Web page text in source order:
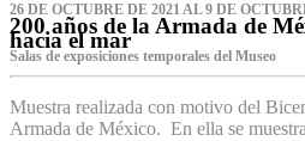
26 DE OCTUBRE DE 2021 AL 9 DE
200 años de la Armada de
hacia el mar
Salas de exposiciones temporales del Museo‌
Muestra realizada con motivo del
Armada de México. En ella se